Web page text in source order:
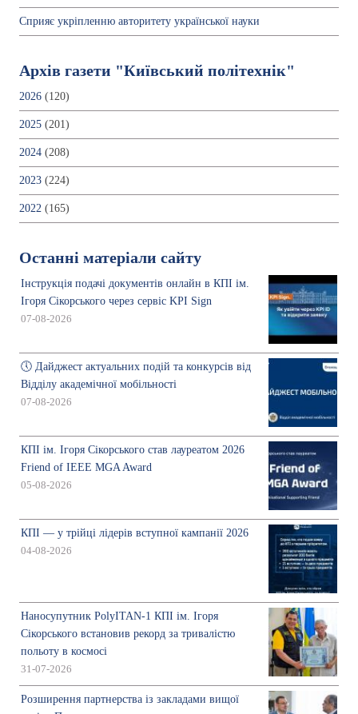
Сприяє укріпленню авторитету української науки
Архів газети "Київський політехнік"
2026 (120)
2025 (201)
2024 (208)
2023 (224)
2022 (165)
Останні матеріали сайту
Інструкція подачі документів онлайн в КПІ ім.
Ігоря Сікорського через сервіс KPI Sign
07-08-2026
🕔 Дайджест актуальних подій та конкурсів від
Відділу академічної мобільності
07-08-2026
КПІ ім. Ігоря Сікорського став лауреатом 2026
Friend of IEEE MGA Award
05-08-2026
КПІ — у трійці лідерів вступної кампанії 2026
04-08-2026
Наносупутник PolyITAN-1 КПІ ім. Ігоря
Сікорського встановив рекорд за тривалістю
польоту в космосі
31-07-2026
Розширення партнерства із закладами вищої